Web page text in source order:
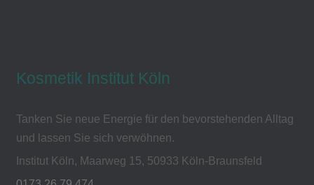
Kosmetik Institut Köln
Tanken Sie neue Energie für den bevorstehenden Alltag
und lassen Sie sich verwöhnen.
Institut Köln, Maarweg 15, 50933 Köln-Braunsfeld